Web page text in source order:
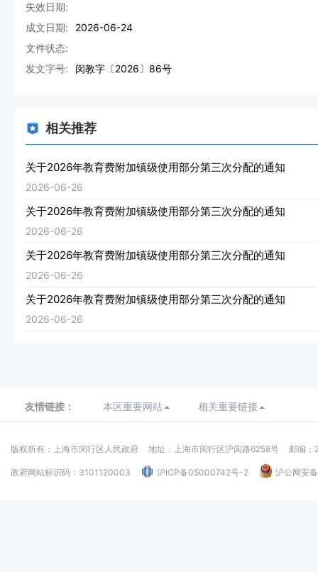
失效日期:
成文日期:
2026-06-24
文件状态:
发文字号:
闵教字〔2026〕86号
相关推荐
关于2026年教育费附加镇级使用部分第三次分配的通知
2026-06-26
关于2026年教育费附加镇级使用部分第三次分配的通知
2026-06-26
关于2026年教育费附加镇级使用部分第三次分配的通知
2026-06-26
关于2026年教育费附加镇级使用部分第三次分配的通知
2026-06-26
友情链接： 本区重要网站 相关重要链接
版权所有：上海市闵行区人民政府 地址：上海市闵行区沪闵路6258号 邮编：
政府网站标识码：3101120003 沪ICP备05000742号-2 沪公网安